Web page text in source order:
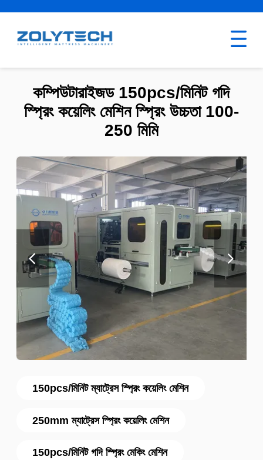
150pcs/মিনিট ম্যাট্রেস স্প্রিং কয়েলিং মেশিন
250mm ম্যাট্রেস স্প্রিং কয়েলিং মেশিন
150pcs/মিনিট গদি স্প্রিং মেকিং মেশিন
কম্পিউটারাইজড 150pcs/মিনিট গদি
স্প্রিং কয়েলিং মেশিন স্প্রিং উচ্চতা 100-
250 মিমি